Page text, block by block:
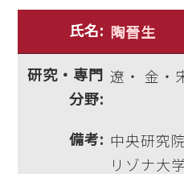
陶晉生
遼・ 金・
中央研究
リゾナ大